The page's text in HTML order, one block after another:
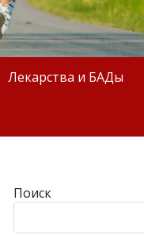
Лекарства и БАДы
Поиск